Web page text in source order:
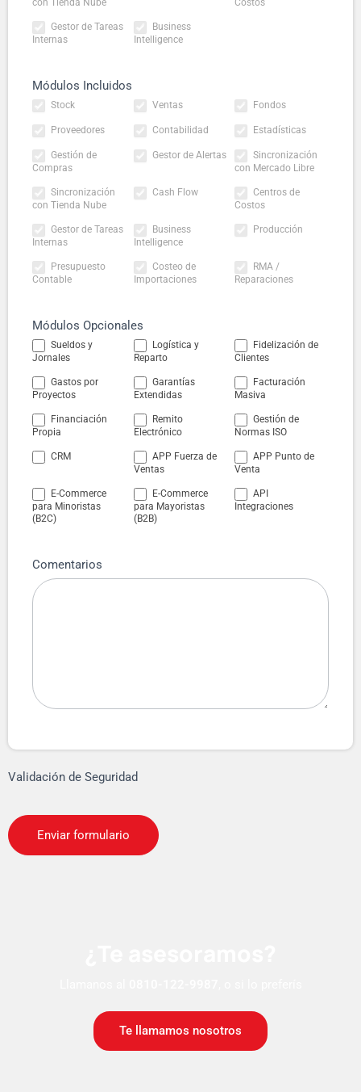
con Tienda Nube Costos
Gestor de Tareas
Internas
Business
Intelligence
Módulos Incluidos
Stock Ventas Fondos
Proveedores Contabilidad Estadísticas
Gestión de
Compras
Gestor de Alertas
Sincronización
con Mercado Libre
Sincronización
con Tienda Nube
Cash Flow
Centros de
Costos
Gestor de Tareas
Internas
Business
Intelligence
Producción
Presupuesto
Contable
Costeo de
Importaciones
RMA /
Reparaciones
Módulos Opcionales
Sueldos y
Jornales
Logística y
Reparto
Fidelización de
Clientes
Gastos por
Proyectos
Garantías
Extendidas
Facturación
Masiva
Financiación
Propia
Remito
Electrónico
Gestión de
Normas ISO
CRM
APP Fuerza de
Ventas
APP Punto de
Venta
E-Commerce
para Minoristas
(B2C)
E-Commerce
para Mayoristas
(B2B)
API
Integraciones
Comentarios
Validación de Seguridad
Te llamamos nosotros